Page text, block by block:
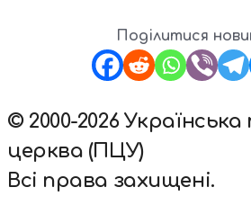
Поділитися
© 2000-2026
церква (ПЦУ)
Всі права захищені.